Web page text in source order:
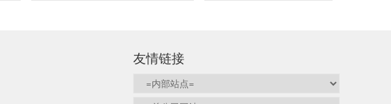
友情链接